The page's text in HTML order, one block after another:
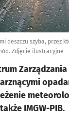
deszczu szyba, przez
Zdjęcie ilustracyjne
IMGW-PIB.